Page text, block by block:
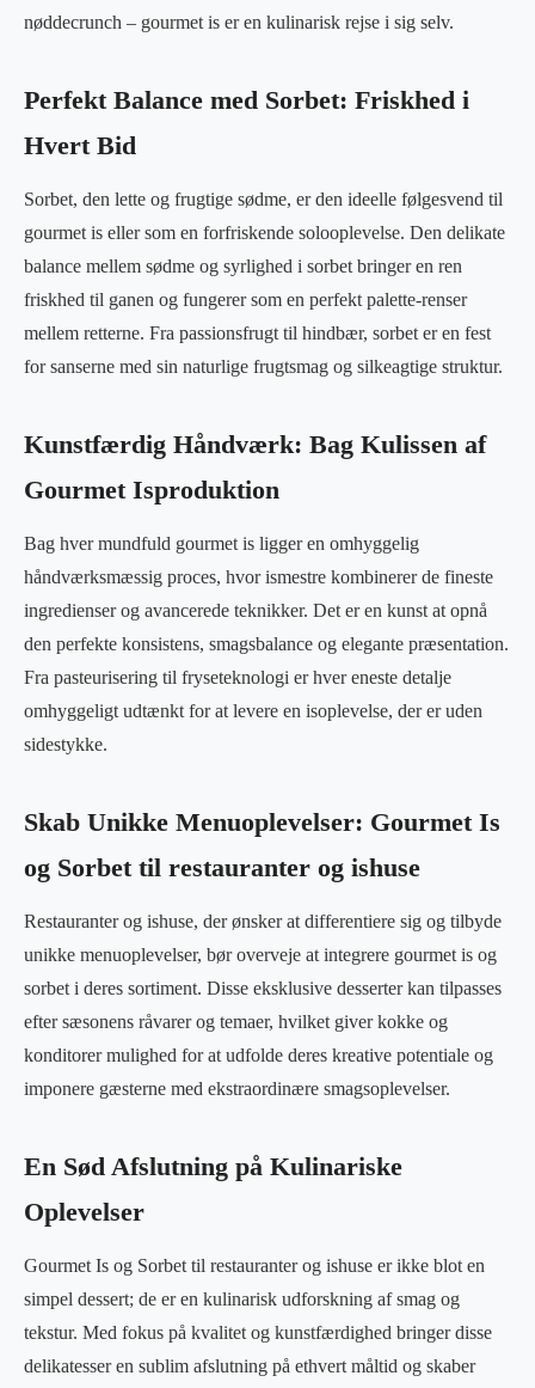
nøddecrunch – gourmet is er en kulinarisk rejse i sig selv.
Perfekt Balance med Sorbet: Friskhed i
Hvert Bid
Sorbet, den lette og frugtige sødme, er den ideelle følgesvend til
gourmet is eller som en forfriskende solooplevelse. Den delikate
balance mellem sødme og syrlighed i sorbet bringer en ren
friskhed til ganen og fungerer som en perfekt palette-renser
mellem retterne. Fra passionsfrugt til hindbær, sorbet er en fest
for sanserne med sin naturlige frugtsmag og silkeagtige struktur.
Kunstfærdig Håndværk: Bag Kulissen af
Gourmet Isproduktion
Bag hver mundfuld gourmet is ligger en omhyggelig
håndværksmæssig proces, hvor ismestre kombinerer de fineste
ingredienser og avancerede teknikker. Det er en kunst at opnå
den perfekte konsistens, smagsbalance og elegante præsentation.
Fra pasteurisering til fryseteknologi er hver eneste detalje
omhyggeligt udtænkt for at levere en isoplevelse, der er uden
sidestykke.
Skab Unikke Menuoplevelser: Gourmet Is
og Sorbet til restauranter og ishuse
Restauranter og ishuse, der ønsker at differentiere sig og tilbyde
unikke menuoplevelser, bør overveje at integrere gourmet is og
sorbet i deres sortiment. Disse eksklusive desserter kan tilpasses
efter sæsonens råvarer og temaer, hvilket giver kokke og
konditorer mulighed for at udfolde deres kreative potentiale og
imponere gæsterne med ekstraordinære smagsoplevelser.
En Sød Afslutning på Kulinariske
Oplevelser
Gourmet Is og Sorbet til restauranter og ishuse er ikke blot en
simpel dessert; de er en kulinarisk udforskning af smag og
tekstur. Med fokus på kvalitet og kunstfærdighed bringer disse
delikatesser en sublim afslutning på ethvert måltid og skaber